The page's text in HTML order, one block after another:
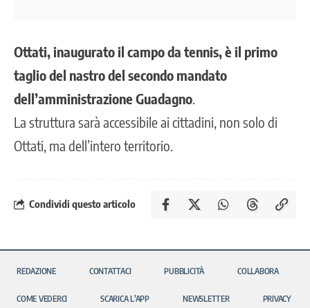
Ottati, inaugurato il campo da tennis, è il primo
taglio del nastro del secondo mandato
dell’amministrazione Guadagno
La struttura sarà accessibile ai cittadini, non solo di
Ottati, ma dell’intero territorio.
Condividi questo articolo
REDAZIONE CONTATTACI PUBBLICITÀ COLLABORA
COME VEDERCI SCARICA L’APP NEWSLETTER PRIVACY